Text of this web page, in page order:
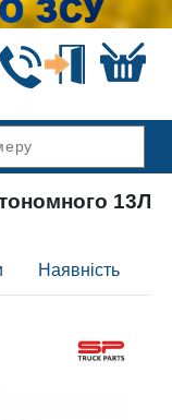
13Л
Наявність